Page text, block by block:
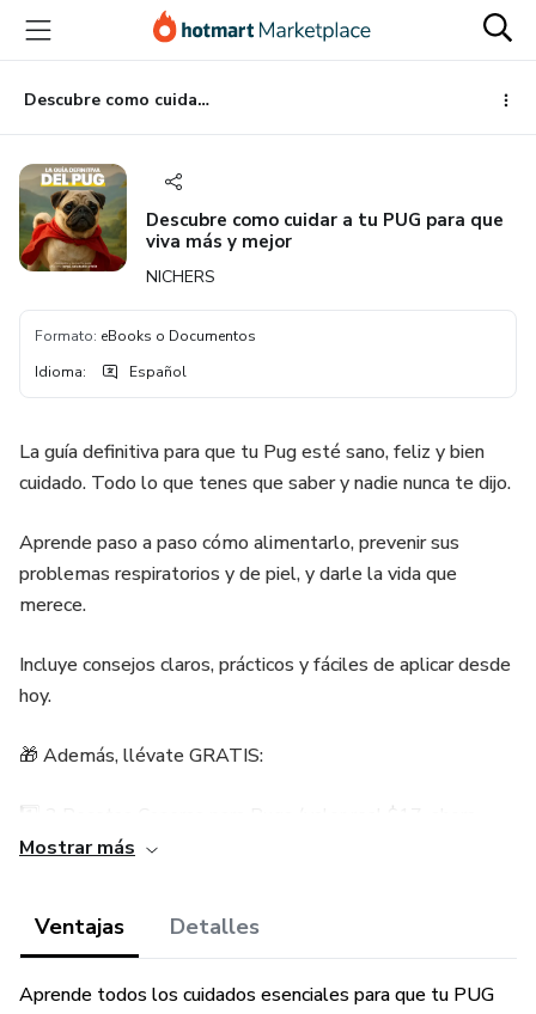
principal
página
de
página
Descubre como cuidar a tu PUG para que viva más y mejor
Descubre como cuidar a tu PUG para que
viva más y mejor
NICHERS
Formato: eBooks o Documentos
Idioma: Español
La guía definitiva para que tu Pug esté sano, feliz y bien
cuidado. Todo lo que tenes que saber y nadie nunca te dijo.
Aprende paso a paso cómo alimentarlo, prevenir sus
problemas respiratorios y de piel, y darle la vida que
merece.
Incluye consejos claros, prácticos y fáciles de aplicar desde
hoy.
🎁 Además, llévate GRATIS:
1️⃣ 3 Recetas Caseras para Pugs (valor real $17, ahora
GRATIS)
ahora GRATIS)
Ideal para dueños que quieren hacerlo bien, sin
Mostrar más
Ventajas Detalles
Aprende todos los cuidados esenciales para que tu PUG